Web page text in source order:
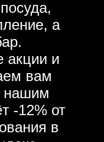
а
акции и
вам
нашим
-12% от
в